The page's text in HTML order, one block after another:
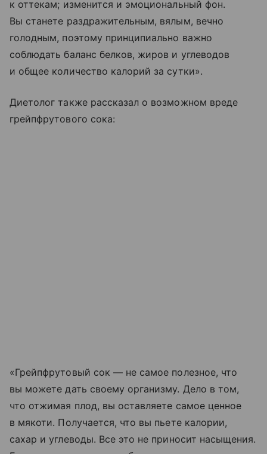
к оттекам; изменится и эмоциональный фон.
Вы станете раздражительным, вялым, вечно
голодным, поэтому принципиально важно
соблюдать баланс белков, жиров и углеводов
и общее количество калорий за сутки».
Диетолог также рассказал о возможном вреде
грейпфрутового сока:
«Грейпфрутовый сок — не самое полезное, что
вы можете дать своему организму. Дело в том,
что отжимая плод, вы оставляете самое ценное
в мякоти. Получается, что вы пьете калории,
сахар и углеводы. Все это не приносит насыщения.